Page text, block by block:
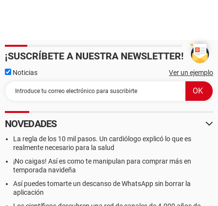
¡SUSCRÍBETE A NUESTRA NEWSLETTER!
Noticias Ver un ejemplo
NOVEDADES
La regla de los 10 mil pasos. Un cardiólogo explicó lo que es
realmente necesario para la salud
¡No caigas! Así es como te manipulan para comprar más en
temporada navideña
Así puedes tomarte un descanso de WhatsApp sin borrar la
aplicación